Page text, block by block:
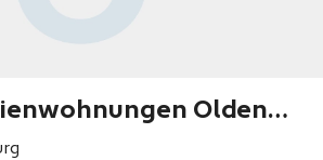
Oldenbu